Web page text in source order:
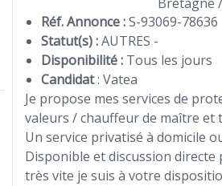
Réf. Annonce :S-93069-78636
Statut(s) :AUTRES -
Disponibilité :Tous les jours
Candidat: Vatea
Je propose mes services de
valeurs / chauffeur de maître et
Un service privatisé à domicile
Disponible et discussion
très vite je suis à votre